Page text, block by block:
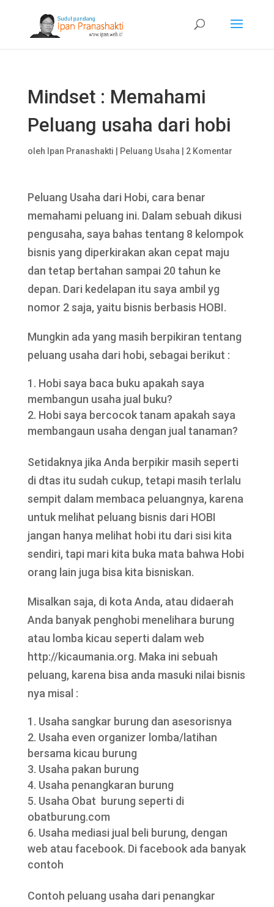
Mindset : Memahami
Peluang usaha dari hobi
oleh Ipan Pranashakti Peluang Usaha 2 Komentar
Peluang Usaha dari Hobi, cara benar
memahami peluang ini. Dalam sebuah dikusi
pengusaha, saya bahas tentang 8 kelompok
bisnis yang diperkirakan akan cepat maju
dan tetap bertahan sampai 20 tahun ke
depan. Dari kedelapan itu saya ambil yg
nomor 2 saja, yaitu bisnis berbasis HOBI.
Mungkin ada yang masih berpikiran tentang
peluang usaha dari hobi, sebagai berikut :
Hobi saya baca buku apakah saya
membangun usaha jual buku?
Hobi saya bercocok tanam apakah saya
membangaun usaha dengan jual tanaman?
Setidaknya jika Anda berpikir masih seperti
di dtas itu sudah cukup, tetapi masih terlalu
sempit dalam membaca peluangnya, karena
untuk melihat peluang bisnis dari HOBI
jangan hanya melihat hobi itu dari sisi kita
sendiri, tapi mari kita buka mata bahwa Hobi
orang lain juga bisa kita bisniskan.
Misalkan saja, di kota Anda, atau didaerah
Anda banyak penghobi menelihara burung
atau lomba kicau seperti dalam web
http://kicaumania.org. Maka ini sebuah
peluang, karena bisa anda masuki nilai bisnis
nya misal :
Usaha sangkar burung dan asesorisnya
Usaha even organizer lomba/latihan
bersama kicau burung
Usaha pakan burung
Usaha penangkaran burung
Usaha Obat burung seperti di
obatburung.com
Usaha mediasi jual beli burung, dengan
web atau facebook. Di facebook ada banyak
contoh
Contoh peluang usaha dari penangkar